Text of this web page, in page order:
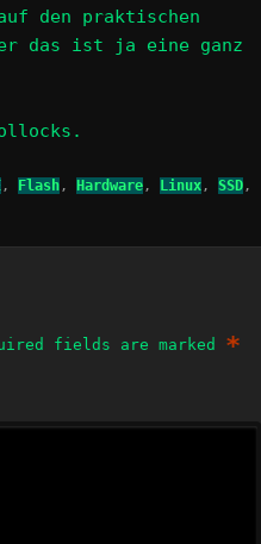
den praktischen
das ist ja eine ganz
, Flash, Hardware, Linux, SSD,
fields are marked *